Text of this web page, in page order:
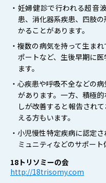
・妊婦健診で行われる超音
患、消化器系疾患、四肢
かることがあります。
・複数の病気を持って生ま
ポートなど、生後早期に
ます。
・心疾患や呼吸不全などの
があります。一方、積極
しが改善すると報告され
える方もいます。
・小児慢性特定疾病に認定
ミュニティなどのサポート
18トリソミーの会
http://18trisomy.com